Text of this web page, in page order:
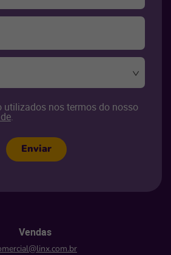
utilizados nos termos do nosso
.
Enviar
Vendas